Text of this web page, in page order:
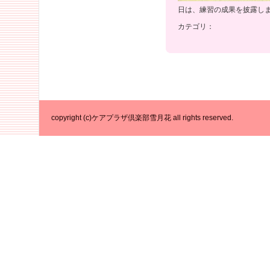
日は、練習の成果を披露し
カテゴリ：
copyright (c)ケアプラザ倶楽部雪月花 all rights reserved.